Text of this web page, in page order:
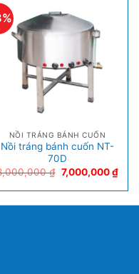
NỒI TRÁNG BÁNH CUỐN
Nồi tráng bánh cuốn NT-
70D
₫ 7,000,000₫